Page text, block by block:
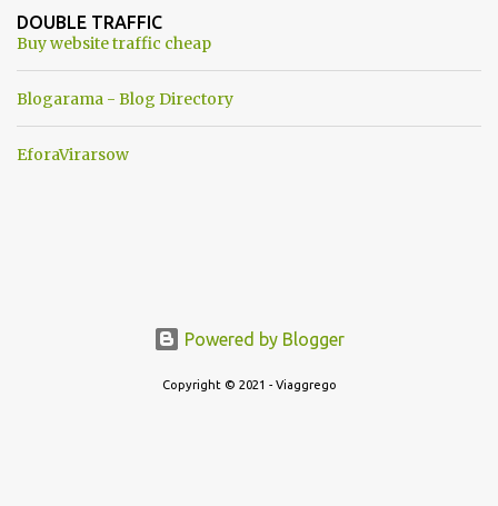
ancora una fantasia Nato o forse una "False Flag", per provocare
una guerra mondiale che difficilmente da menti sane, potrebbe
DOUBLE TRAFFIC
Buy website traffic cheap
Blogarama - Blog Directory
EforaVirarsow
Powered by Blogger
Copyright © 2021 - Viaggrego